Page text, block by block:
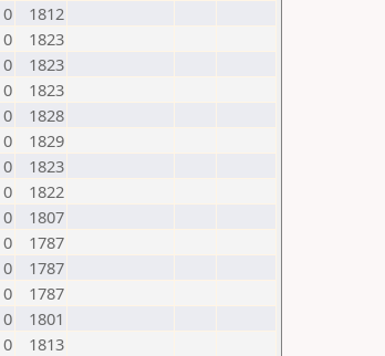
0
1812
0
1823
0
1823
0
1823
0
1828
0
1829
0
1823
0
1822
0
1807
0
1787
0
1787
0
1787
0
1801
0
1813